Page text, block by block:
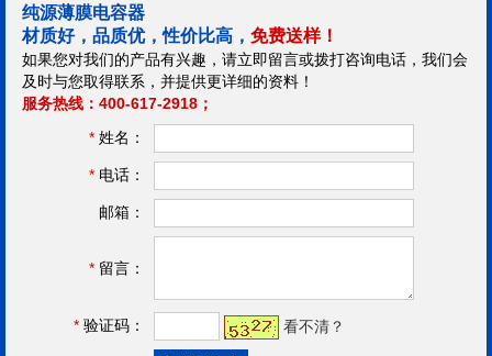
纯源薄膜电容器
材质好，品质优，性价比高， 免费送样！
如果您对我们的产品有兴趣，请立即留言或拨打咨询电话，我们会
及时与您取得联系，并提供更详细的资料！
服务热线：400-617-2918；
* 姓名：
* 电话：
邮箱：
* 留言：
* 验证码： 看不清？